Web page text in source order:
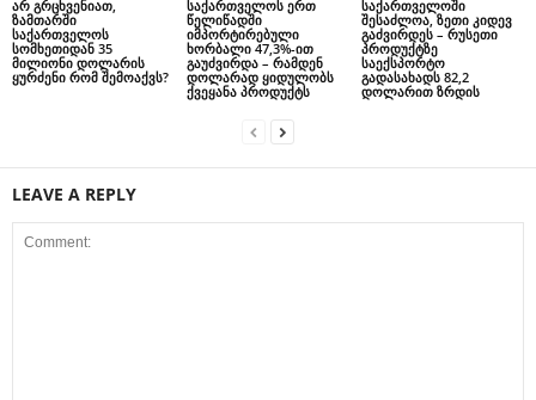
არ გრცხვენიათ,
ზამთარში
საქართველოს
სომხეთიდან 35
მილიონი დოლარის
ყურძენი რომ შემოაქვს?
საქართველოს ერთ
წელიწადში
იმპორტირებული
ხორბალი 47,3%-ით
გაუძვირდა – რამდენ
დოლარად ყიდულობს
ქვეყანა პროდუქტს
საქართველოში
შესაძლოა, ზეთი კიდევ
გაძვირდეს – რუსეთი
პროდუქტზე
საექსპორტო
გადასახადს 82,2
დოლარით ზრდის
LEAVE A REPLY